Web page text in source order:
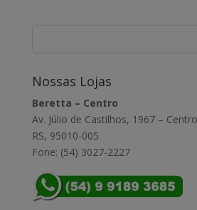
Nossas Lojas
Beretta – Centro
Av. Júlio de Castilhos, 1967 –
RS, 95010-005
Fone: (54) 3027-2227